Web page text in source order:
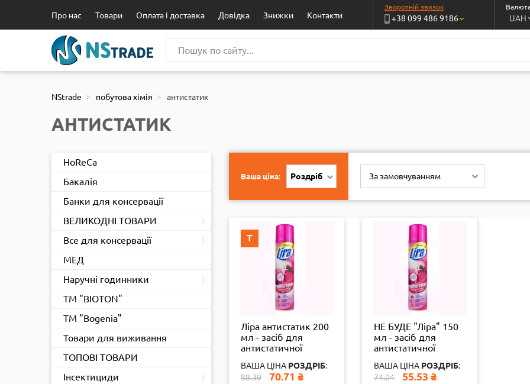
Про нас Товари Оплата і доставка Довідка Знижки Контакти
Зворотній звязок
+38 099 486 9186› UAH
NStrade побутова хімія антистатик
АНТИСТАТИК
HoReCa
Бакалія
Банки для консервації
ВЕЛИКОДНІ ТОВАРИ
Все для консервації
МЕД
Наручні годинники
ТМ "BIOTON"
ТМ "Bogenia"
Товари для виживання
ТОПОВІ ТОВАРИ
Інсектициди
Ваша ціна: Роздріб За замовчуванням
Т
Ліра антистатик 200
мл - засіб для
антистатичної
синтетичних
матеріалів, 24шт./
ВАША ЦІНА РОЗДРІБ:
88.39
70.71 ₴
НЕ БУДЕ "Ліра" 150
мл - засіб для
антистатичної
синтетичних
матеріалів, 24шт./
ВАША ЦІНА РОЗДРІБ:
74.04
55.53 ₴